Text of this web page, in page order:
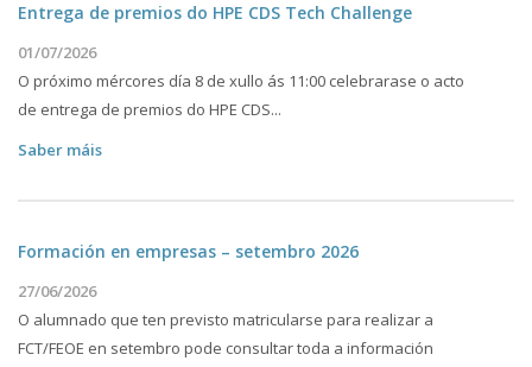
Entrega de premios do HPE CDS Tech Challenge
01/07/2026
O próximo mércores día 8 de xullo ás 11:00 celebrarase o acto
de entrega de premios do HPE CDS...
Saber máis
Formación en empresas – setembro 2026
27/06/2026
O alumnado que ten previsto matricularse para realizar a
FCT/FEOE en setembro pode consultar toda a información